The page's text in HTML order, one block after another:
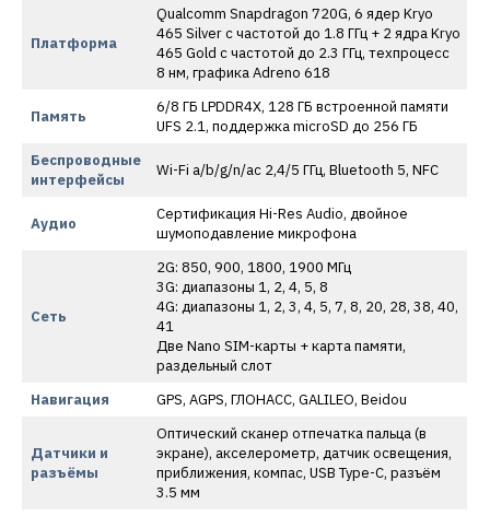
Платформа
Qualcomm Snapdragon 720G, 6 ядер Kryo
465 Silver с частотой до 1.8 ГГц + 2 ядра Kryo
465 Gold с частотой до 2.3 ГГц, техпроцесс
8 нм, графика Adreno 618
Память
6/8 ГБ LPDDR4X, 128 ГБ встроенной памяти
UFS 2.1, поддержка microSD до 256 ГБ
Беспроводные
интерфейсы
Wi-Fi a/b/g/n/ac 2,4/5 ГГц, Bluetooth 5, NFC
Аудио
Сертификация Hi-Res Audio, двойное
шумоподавление микрофона
Сеть
2G: 850, 900, 1800, 1900 МГц
3G: диапазоны 1, 2, 4, 5, 8
4G: диапазоны 1, 2, 3, 4, 5, 7, 8, 20, 28, 38, 40,
41
Две Nano SIM-карты + карта памяти,
раздельный слот
Навигация
GPS, AGPS, ГЛОНАСС, GALILEO, Beidou
Датчики и
разъёмы
Оптический сканер отпечатка пальца (в
экране), акселерометр, датчик освещения,
приближения, компас, USB Type-C, разъём
3.5 мм